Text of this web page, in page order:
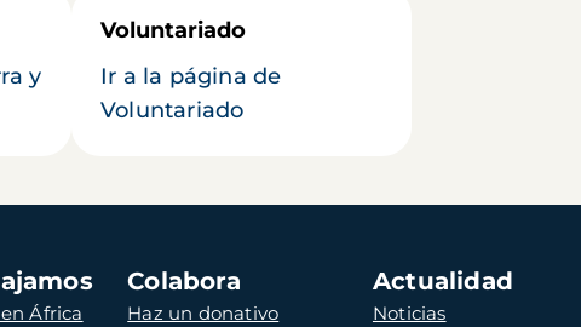
y
Voluntariado
Ir a la página de
Voluntariado
África
Colabora
Haz un donativo
Actualidad
Noticias